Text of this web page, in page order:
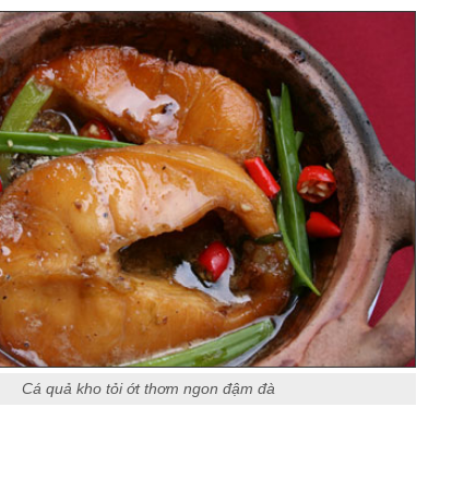
Cá quả kho tỏi ớt thơm ngon đậm đà